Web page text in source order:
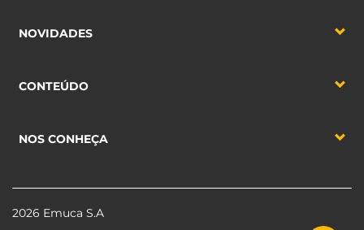
NOVIDADES
CONTEÚDO
NOS CONHEÇA
2026 Emuca S.A